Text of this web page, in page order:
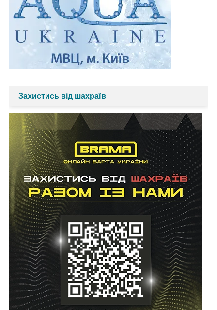
Захистись від шахраїв